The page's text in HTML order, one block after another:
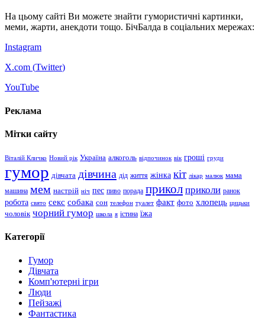
На цьому сайті Ви можете знайти гумористичні картинки,
меми, жарти, анекдоти тощо. БічБалда в соціальних мережах:
Instagram
X.com (Twitter)
YouTube
Реклама
Мітки сайту
Віталій Кличко Новий рік Україна алкоголь відпочинок вік гроші груди
гумор дівчата дівчина дід життя жінка кіт лікар малюк мама
машина мем настрій ніч пес пиво порада прикол приколи ранок
робота свято секс собака сон телефон туалет факт фото хлопець цицьки
чоловік чорний гумор школа я істина їжа
Категорії
Гумор
Дівчата
Комп'ютерні ігри
Люди
Пейзажі
Фантастика